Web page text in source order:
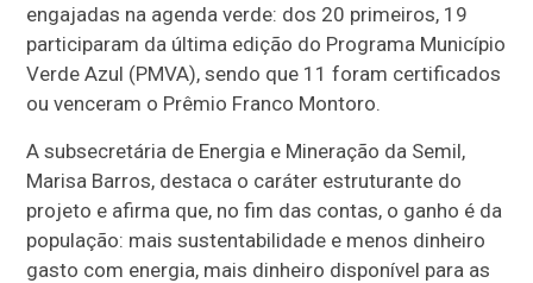
engajadas na agenda verde: dos 20 primeiros, 19
participaram da última edição do Programa Município
Verde Azul (PMVA), sendo que 11 foram certificados
ou venceram o Prêmio Franco Montoro.
A subsecretária de Energia e Mineração da Semil,
Marisa Barros, destaca o caráter estruturante do
projeto e afirma que, no fim das contas, o ganho é da
população: mais sustentabilidade e menos dinheiro
gasto com energia, mais dinheiro disponível para as